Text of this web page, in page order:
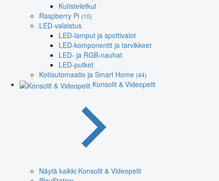
Kutisteletkut
Raspberry Pi (10)
LED-valaistus
LED-lamput ja spottivalot
LED-komponentit ja tarvikkeet
LED- ja RGB-nauhat
LED-putket
Kotiautomaatio ja Smart Home (44)
Konsolit & Videopelit
Näytä kaikki Konsolit & Videopelit